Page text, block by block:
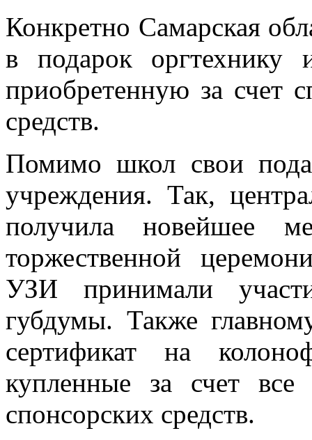
Конкретно Самарская
в подарок оргтехнику
приобретенную за счет
средств.
Помимо школ свои
учреждения. Так,
получила новейшее
торжественной
УЗИ принимали
губдумы. Также
сертификат на
купленные за счет
спонсорских средств.